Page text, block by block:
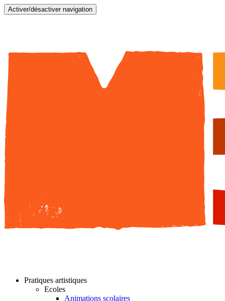
Activer/désactiver navigation
Pratiques artistiques
Ecoles
Animations scolaires